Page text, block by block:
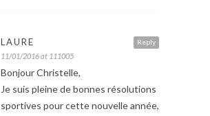
Reply
LAURE
11/01/2016 at 111005
Bonjour Christelle,
Je suis pleine de bonnes résolutions
sportives pour cette nouvelle année,